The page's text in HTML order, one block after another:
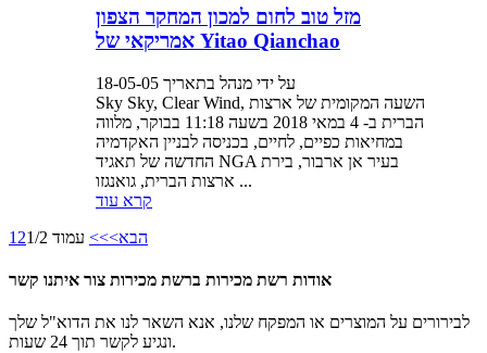
מזל טוב לחום למכון המחקר הצפון
אמריקאי של Yitao Qianchao
על ידי מנהל בתאריך 18-05-05
Sky Sky, Clear Wind, השעה המקומית של ארצות
הברית ב- 4 במאי 2018 בשעה 11:18 בבוקר, מלווה
במחיאות כפיים, לחיים, בכניסה לבניין האקדמיה
החדשה של תאגיד NGA בעיר אן ארבור, בירת
ארצות הברית, גואנגזו ...
קרא עוד
1 2 הבא>>> עמוד 1/2
אודות רשת מכירות ברשת מכירות צור איתנו קשר
לבירורים על המוצרים או המפקח שלנו, אנא השאר לנו את הדוא"ל שלך
ונגיע לקשר תוך 24 שעות.